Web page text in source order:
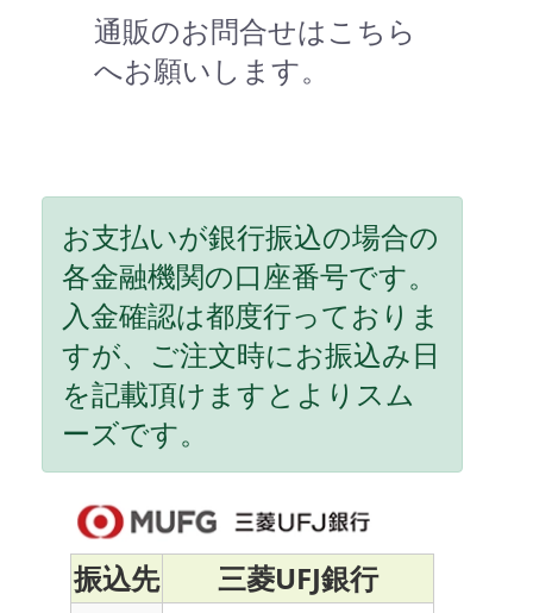
通販のお問合せはこちら
へお願いします。
お支払いが銀行振込の場合の
各金融機関の口座番号です。
入金確認は都度行っておりま
すが、ご注文時にお振込み日
を記載頂けますとよりスム
ーズです。
振込先
三菱UFJ銀行